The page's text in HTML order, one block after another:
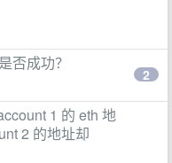
否成功？
2
1 的 eth 地
2 的地址却